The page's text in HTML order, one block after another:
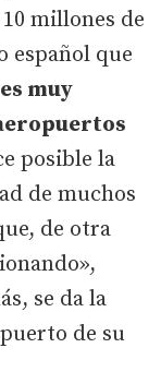
millones de
español que
muy
posible la
de muchos
de otra
se da la
de su